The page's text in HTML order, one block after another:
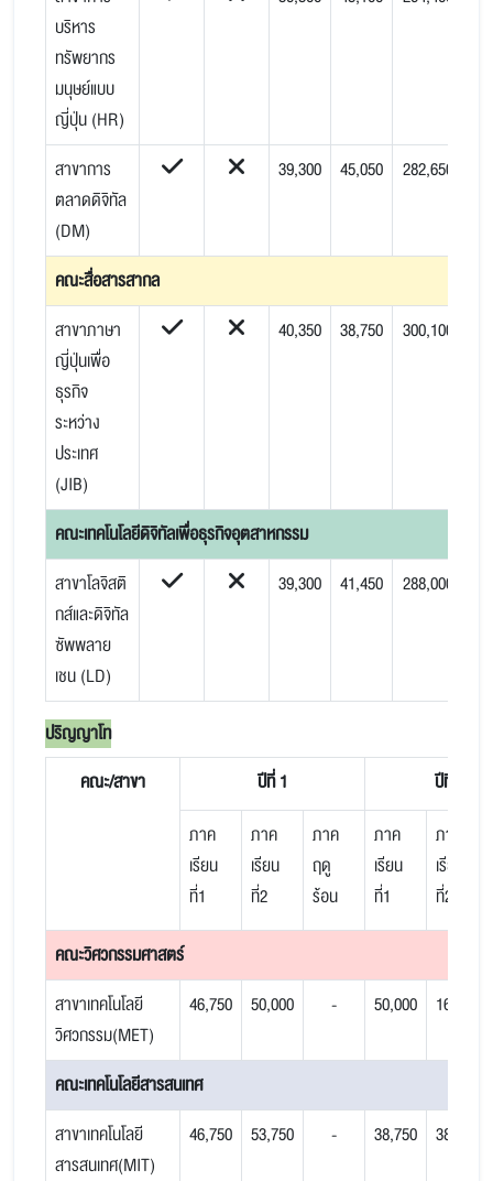
บริหาร
ทรัพยากร
มนุษย์แบบ
ญี่ปุ่น (HR)
สาขาการ
ตลาดดิจิทัล
(DM)
39,300 45,050 282,650
คณะสื่อสารสากล
สาขาภาษา
ญี่ปุ่นเพื่อ
ธุรกิจ
ระหว่าง
ประเทศ
(JIB)
40,350 38,750 300,100
คณะเทคโนโลยีดิจิทัลเพื่อธุรกิจอุตสาหกรรม
สาขาโลจิสติ
กส์และดิจิทัล
ซัพพลาย
เชน (LD)
39,300 41,450 288,000
ปริญญาโท
คณะ/สาขา
ปีที่ 1
ปีที่ 2
ภาค
เรียน
ที่1
ภาค
เรียน
ที่2
ภาค
ฤดู
ร้อน
ภาค
เรียน
ที่1
ภาค
เรียน
ที่2
คณะวิศวกรรมศาสตร์
สาขาเทคโนโลยี
วิศวกรรม(MET)
46,750 50,000 - 50,000 16,250
คณะเทคโนโลยีสารสนเทศ
สาขาเทคโนโลยี
สารสนเทศ(MIT)
46,750 53,750 - 38,750 38,750